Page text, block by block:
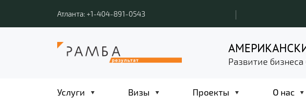
Атланта: +1-404-891-0543 |
Развитие бизнеса
Услуги Визы Проекты О нас